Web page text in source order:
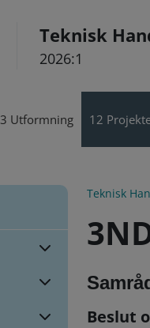
Teknisk
2026:1
3 Utformning 12
Teknisk
Beslut